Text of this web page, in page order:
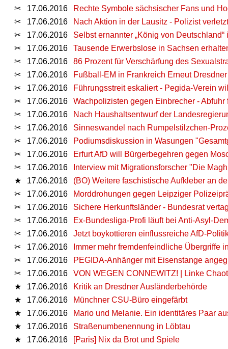
✂
17.06.2016
Rechte Symbole sächsischer Fans und
✂
17.06.2016
Nach Aktion in der Lausitz - Polizist
✂
17.06.2016
Selbst ernannter „König von Deutschland“
✂
17.06.2016
Tausende Erwerbslose in Sachsen
✂
17.06.2016
86 Prozent für Verschärfung des
✂
17.06.2016
Fußball-EM in Frankreich Erneut
✂
17.06.2016
Führungsstreit eskaliert - Pegida-Verein
✂
17.06.2016
Wachpolizisten gegen Einbrecher -
✂
17.06.2016
Nach Haushaltsentwurf der
✂
17.06.2016
Sinneswandel nach Rumpelstilzchen-
✂
17.06.2016
Podiumsdiskussion in Wasungen
✂
17.06.2016
Erfurt AfD will Bürgerbegehren gegen
✂
17.06.2016
Interview mit Migrationsforscher "Die
★
17.06.2016
(BO) Weitere faschistische Aufkleber an
✂
17.06.2016
Morddrohungen gegen Leipziger
✂
17.06.2016
Sichere Herkunftsländer - Bundesrat
✂
17.06.2016
Ex-Bundesliga-Profi läuft bei Anti-Asyl-
✂
17.06.2016
Jetzt boykottieren einflussreiche AfD-
✂
17.06.2016
Immer mehr fremdenfeindliche Übergriffe
✂
17.06.2016
PEGIDA-Anhänger mit Eisenstange
✂
17.06.2016
VON WEGEN CONNEWITZ! | Linke
★
17.06.2016
Kritik an Dresdner Ausländerbehörde
★
17.06.2016
Münchner CSU-Büro eingefärbt
★
17.06.2016
Mario und Melanie. Ein identitäres Paar
★
17.06.2016
Straßenumbenennung in Löbtau
★
17.06.2016
[Paris] Nix da Brot und Spiele